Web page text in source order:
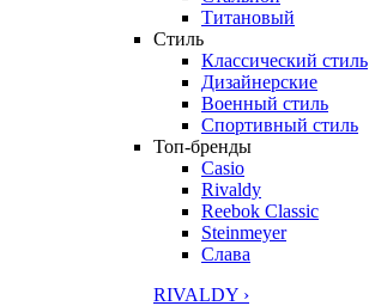
Титановый
Стиль
Классический стиль
Дизайнерские
Военный стиль
Спортивный стиль
Топ-бренды
Casio
Rivaldy
Reebok Classic
Steinmeyer
Слава
RIVALDY ›